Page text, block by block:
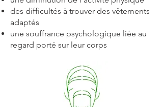
des difficultés à trouver des vêtements
adaptés
une souffrance psychologique liée au
regard porté sur leur corps